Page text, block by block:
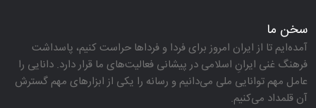
سخن ما
آمده‌ایم تا از ایران امروز برای فردا و فرداها حراست كنیم، پاسداشت
فرهنگ غنی ایرانِ اسلامی در پیشانی فعالیت‌های ما قرار دارد. دانایی را
عامل مهم توانایی ملی می‌دانیم و رسانه را یكی از ابزارهای مهم گسترش
آن قلمداد می‌كنیم.